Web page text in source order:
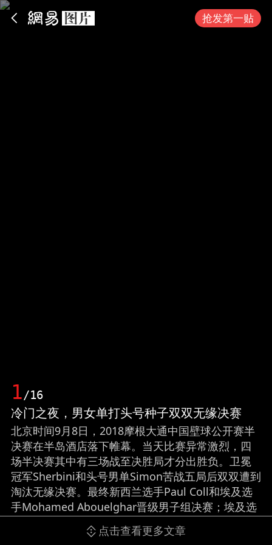
抢发第一贴
1/16
冷门之夜，男女单打头号种子双双无缘决赛
北京时间9月8日，2018摩根大通中国壁球公开赛半
决赛在半岛酒店落下帷幕。当天比赛异常激烈，四
场半决赛其中有三场战至决胜局才分出胜负。卫冕
冠军Sherbini和头号男单Simon苦战五局后双双遭到
淘汰无缘决赛。最终新西兰选手Paul Coll和埃及选
手Mohamed Abouelghar晋级男子组决赛；埃及选
手Raneem El Welily和法国选手Camille Serme会师
点击查看更多文章
App内打开